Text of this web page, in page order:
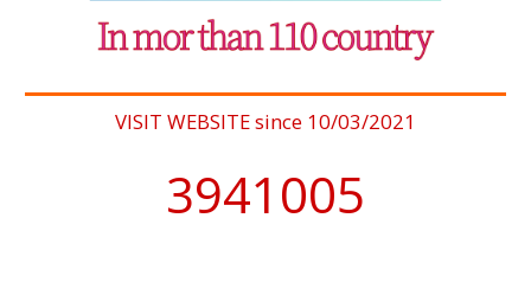
VISIT WEBSITE since 10/03/2021
4076902